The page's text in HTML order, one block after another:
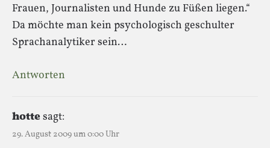
Frauen, Journalisten und Hunde zu Füßen liegen.“
Da möchte man kein psychologisch geschulter
Sprachanalytiker sein…
Antworten
hottesagt:
29. August 2009 um 0:00 Uhr